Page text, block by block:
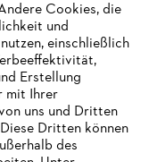
Cookies, die
und
einschließlich
Erstellung
mit Ihrer
uns und Dritten
Dritten können
des